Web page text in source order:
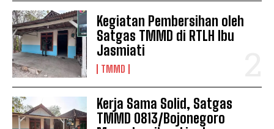
Kegiatan Pembersihan oleh
Satgas TMMD di RTLH Ibu
Jasmiati
TMMD
Kerja Sama Solid, Satgas
TMMD 0813/Bojonegoro